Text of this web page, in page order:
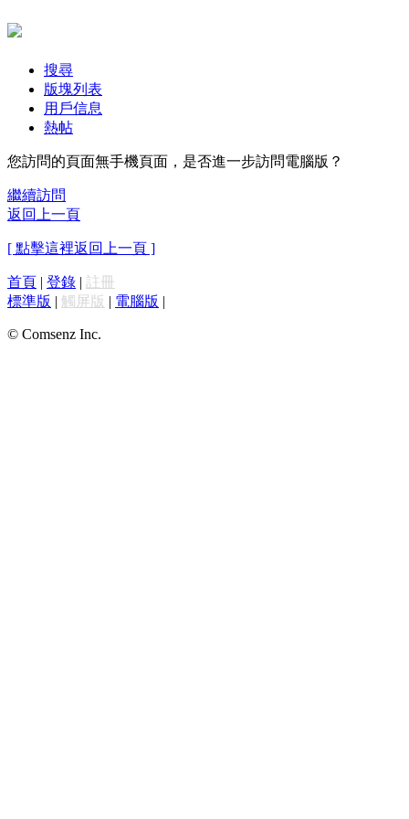
搜尋
版塊列表
用戶信息
熱帖
您訪問的頁面無手機頁面，是否進一步訪問電腦版？
繼續訪問
返回上一頁
[ 點擊這裡返回上一頁 ]
首頁 | 登錄 | 註冊
標準版 | 觸屏版 | 電腦版 |
© Comsenz Inc.